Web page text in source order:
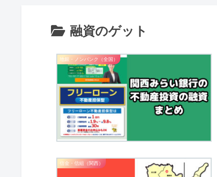
融資のゲット
地銀・ノンバンク（全国）
信金・信組（関西）